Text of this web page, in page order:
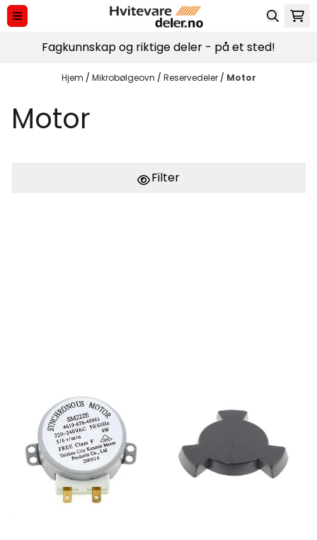
Hopp til innhold
Fagkunnskap og riktige deler - på et sted!
Hjem / Mikrobølgeovn / Reservedeler / Motor
Motor
Filter